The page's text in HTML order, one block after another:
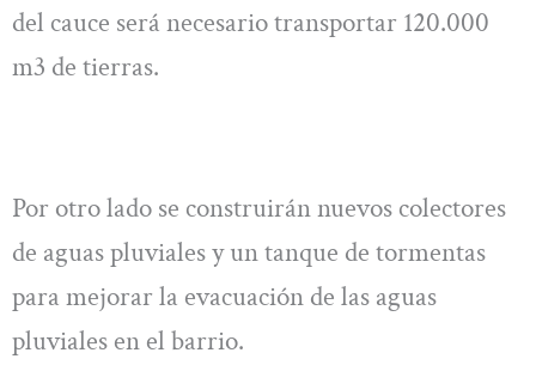
del cauce será necesario transportar 120.000
m3 de tierras.
Por otro lado se construirán nuevos colectores
de aguas pluviales y un tanque de tormentas
para mejorar la evacuación de las aguas
pluviales en el barrio.